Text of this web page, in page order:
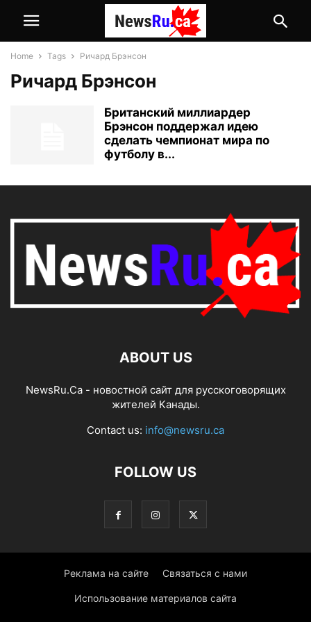
Home Tags Ричард Брэнсон
Ричард Брэнсон
Британский миллиардер
Брэнсон поддержал идею
сделать чемпионат мира по
футболу в...
ABOUT US
NewsRu.Ca - новостной сайт для русскоговорящих
жителей Канады.
Contact us: info@newsru.ca
FOLLOW US
Реклама на сайте Связаться с нами
Использование материалов сайта